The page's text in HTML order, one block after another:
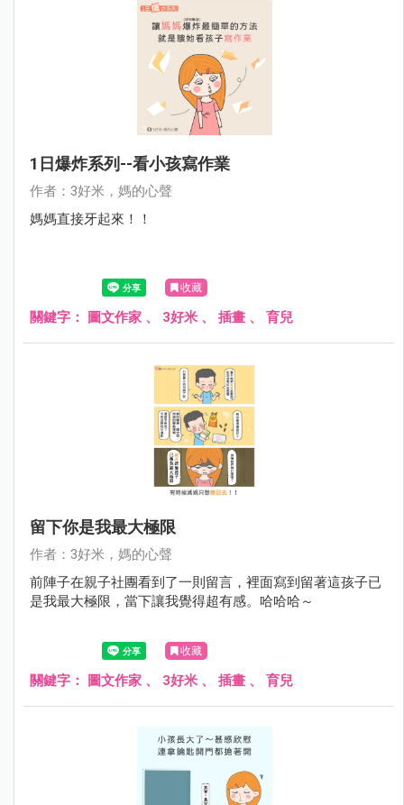
1日爆炸系列--看小孩寫作業
作者：3好米，媽的心聲
媽媽直接牙起來！！
收藏
關鍵字： 圖文作家 、 3好米 、 插畫 、 育兒
留下你是我最大極限
作者：3好米，媽的心聲
前陣子在親子社團看到了一則留言，裡面寫到留著這孩子已
是我最大極限，當下讓我覺得超有感。哈哈哈～
收藏
關鍵字： 圖文作家 、 3好米 、 插畫 、 育兒